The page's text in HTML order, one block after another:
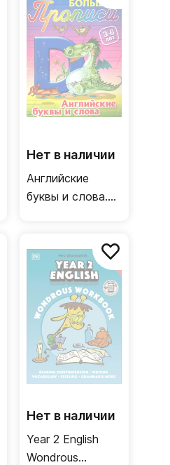
Нет в наличии
Английские
буквы и слова.
Нет в наличии
Year 2 English
Wondrous